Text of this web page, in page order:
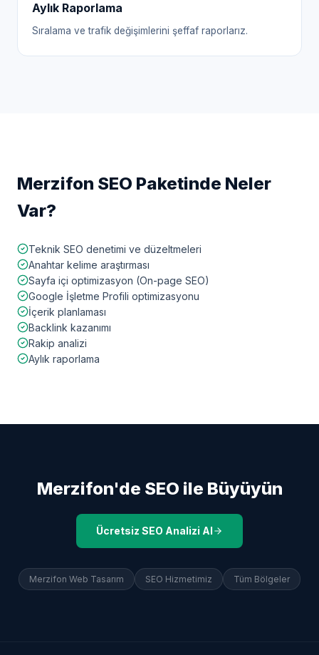
Aylık Raporlama
Sıralama ve trafik değişimlerini şeffaf raporlarız.
Merzifon SEO Paketinde Neler
Var?
Teknik SEO denetimi ve düzeltmeleri
Anahtar kelime araştırması
Sayfa içi optimizasyon (On-page SEO)
Google İşletme Profili optimizasyonu
İçerik planlaması
Backlink kazanımı
Rakip analizi
Aylık raporlama
Merzifon'de SEO ile Büyüyün
Ücretsiz SEO Analizi Al
Merzifon Web Tasarım SEO Hizmetimiz Tüm Bölgeler